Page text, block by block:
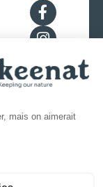
No Result
Website